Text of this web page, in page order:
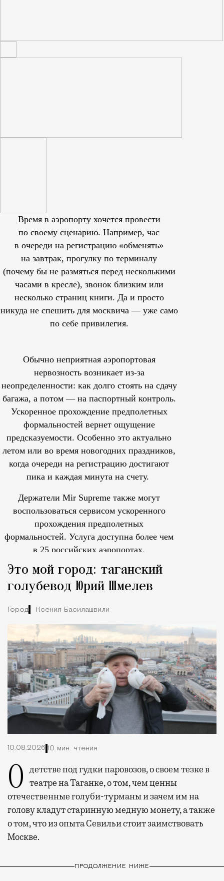
Время в аэропорту хочется провести
по своему сценарию. Например, час
в очереди на регистрацию «обменять»
на завтрак, прогулку по терминалу
(почему бы не размяться перед несколькими
часами в кресле), звонок близким или
несколько страниц книги. Да и просто
никуда не спешить для москвича — уже само
по себе привилегия.
Обычно неприятная аэропортовая
нервозность возникает из-за
неопределенности: как долго стоять на сдачу
багажа, а потом — на паспортный контроль.
Ускоренное прохождение предполетных
формальностей вернет ощущение
предсказуемости. Особенно это актуально
летом или во время новогодних праздников,
когда очереди на регистрацию достигают
пика и каждая минута на счету.
Держатели Mir Supreme также могут
воспользоваться сервисом ускоренного
прохождения предполетных
формальностей. Услуга доступна более чем
в 25 российских аэропортах.
Это мой город: таганский
голубевод Юрий Шмелев
Город Ксения Басилашвили
10.08.2026 10 мин. чтения
О детстве под гудки паровозов, о своем тезке в театре на Таганке, о том, чем ценны
отечественные голуби-турманы и зачем им на
голову кладут старинную медную монету, а также
о том, что из опыта Севильи стоит заимствовать
Москве.
ПРОДОЛЖЕНИЕ НИЖЕ